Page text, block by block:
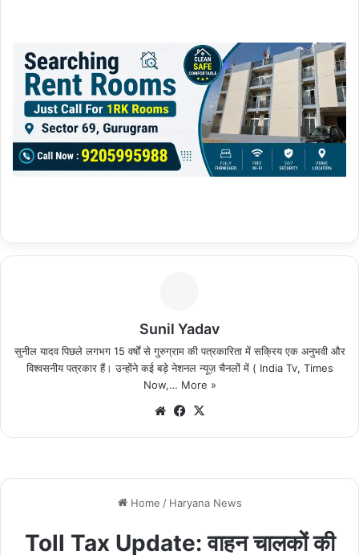
Sunil Yadav
सुनील यादव पिछले लगभग 15 वर्षों से गुरुग्राम की पत्रकारिता में सक्रिय एक अनुभवी और
विश्वसनीय पत्रकार हैं। उन्होंने कई बड़े नेशनल न्यूज़ चैनलों में ( India Tv, Times
Now,… More »
We Fa